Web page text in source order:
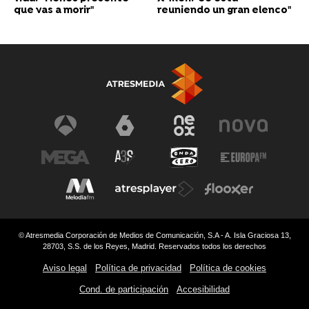
que vas a morir"
reuniendo un gran elenco"
© Atresmedia Corporación de Medios de Comunicación, S.A - A. Isla Graciosa 13,
28703, S.S. de los Reyes, Madrid. Reservados todos los derechos
Aviso legal Política de privacidad Política de cookies
Cond. de participación Accesibilidad